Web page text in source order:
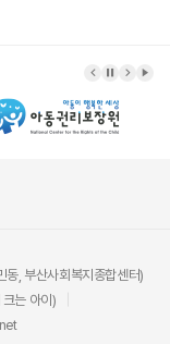
, 부산사회복지종합센터)
는 아이)